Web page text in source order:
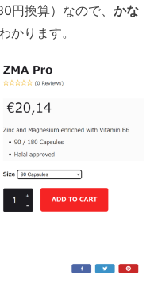
円換算）なので、 かな
かります。